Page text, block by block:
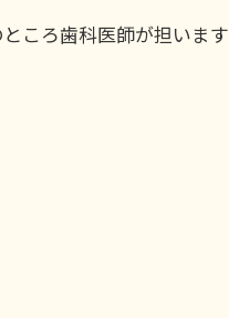
ころ歯科医師が担います